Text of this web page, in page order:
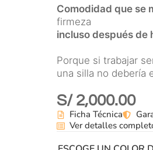
Comodidad que se
firmeza
incluso después de
Porque si trabajar
una silla no debería
S/2,000.00
Ficha Técnica
Ver detalles